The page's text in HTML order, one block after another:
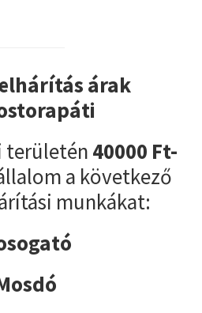
árak
területén 40000 Ft-
a következő
munkákat: